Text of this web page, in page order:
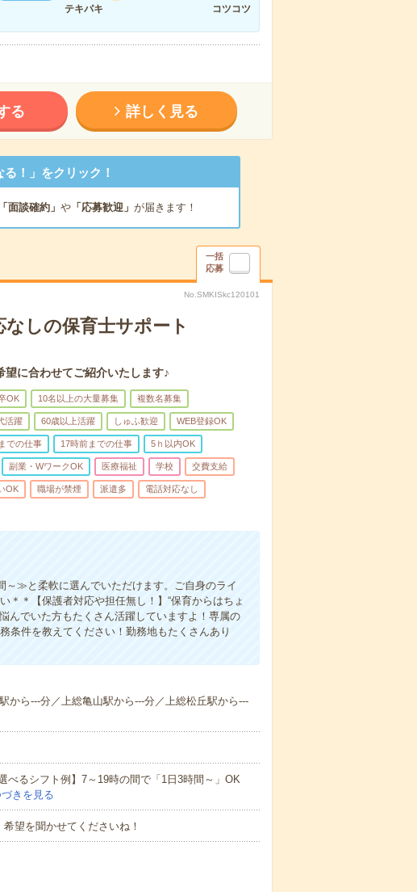
テキパキ
コツコツ
る 詳しく見る
！」をクリック！
「面談確約」 や「応募歓迎」 が届きます！
一括
応募
No.SMKISkc120101
しの保育士サポート
に合わせてご紹介いたします♪
OK 10名以上の大量募集 複数名募集
活躍 60歳以上活躍 しゅふ歓迎 WEB登録OK
での仕事 17時前までの仕事 5ｈ以内OK
副業・WワークOK 医療福祉 学校 交費支給
OK 職場が禁煙 派遣多 電話対応なし
≫と柔軟に選んでいただけます。ご自身のライ
＊＊【保護者対応や担任無し！】“保育からはちょ
んでいた方もたくさん活躍していますよ！専属の
条件を教えてください！勤務地もたくさんあり
から---分／上総亀山駅から---分／上総松丘駅から---
るシフト例】7～19時の間で「1日3時間～」OK
きを見る
望を聞かせてくださいね！